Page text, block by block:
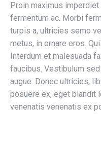
Proin maximus
fermentum ac. Morbi
turpis a, ultricies semo
metus, in ornare eros.
Interdum et malesuada
faucibus. Vestibulum
augue. Donec ultricies,
posuere ex, eget blandit
venenatis venenatis ex